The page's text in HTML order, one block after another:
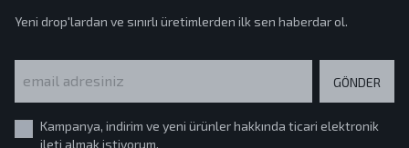
Yeni drop'lardan ve sınırlı üretimlerden ilk sen haberdar ol.
GÖNDER
Kampanya, indirim ve yeni ürünler hakkında ticari elektronik
ileti almak istiyorum.